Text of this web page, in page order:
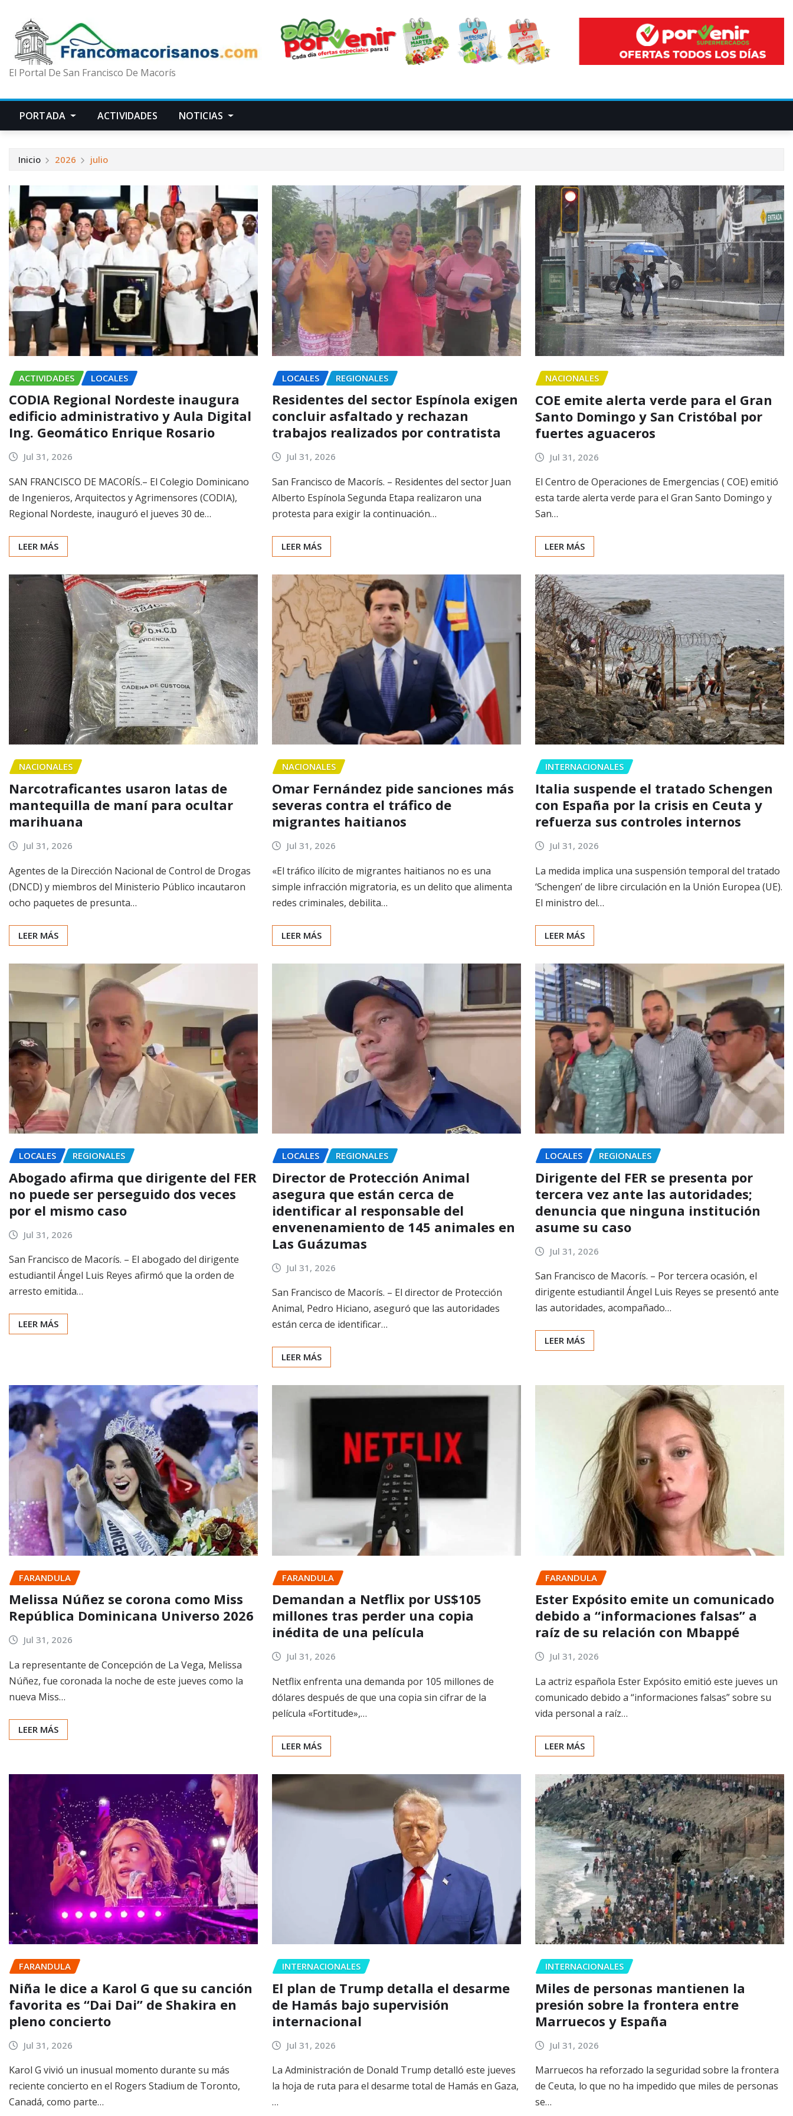
El Portal De San Francisco De Macorís
PORTADA ACTIVIDADES NOTICIAS
Inicio 2026 julio
ACTIVIDADES LOCALES
CODIA Regional Nordeste inaugura
edificio administrativo y Aula Digital
Ing. Geomático Enrique Rosario
Jul 31, 2026
SAN FRANCISCO DE MACORÍS.– El Colegio Dominicano
de Ingenieros, Arquitectos y Agrimensores (CODIA),
Regional Nordeste, inauguró el jueves 30 de…
LEER MÁS
LOCALES REGIONALES
Residentes del sector Espínola exigen
concluir asfaltado y rechazan
trabajos realizados por contratista
Jul 31, 2026
San Francisco de Macorís. – Residentes del sector Juan
Alberto Espínola Segunda Etapa realizaron una
protesta para exigir la continuación…
LEER MÁS
NACIONALES
COE emite alerta verde para el Gran
Santo Domingo y San Cristóbal por
fuertes aguaceros
Jul 31, 2026
El Centro de Operaciones de Emergencias ( COE) emitió
esta tarde alerta verde para el Gran Santo Domingo y
San…
LEER MÁS
NACIONALES
Narcotraficantes usaron latas de
mantequilla de maní para ocultar
marihuana
Jul 31, 2026
Agentes de la Dirección Nacional de Control de Drogas
(DNCD) y miembros del Ministerio Público incautaron
ocho paquetes de presunta…
LEER MÁS
NACIONALES
Omar Fernández pide sanciones más
severas contra el tráfico de
migrantes haitianos
Jul 31, 2026
«El tráfico ilícito de migrantes haitianos no es una
simple infracción migratoria, es un delito que alimenta
redes criminales, debilita…
LEER MÁS
INTERNACIONALES
Italia suspende el tratado Schengen
con España por la crisis en Ceuta y
refuerza sus controles internos
Jul 31, 2026
La medida implica una suspensión temporal del tratado
‘Schengen’ de libre circulación en la Unión Europea (UE).
El ministro del…
LEER MÁS
LOCALES REGIONALES
Abogado afirma que dirigente del FER
no puede ser perseguido dos veces
por el mismo caso
Jul 31, 2026
San Francisco de Macorís. – El abogado del dirigente
estudiantil Ángel Luis Reyes afirmó que la orden de
arresto emitida…
LEER MÁS
LOCALES REGIONALES
Director de Protección Animal
asegura que están cerca de
identificar al responsable del
envenenamiento de 145 animales en
Las Guázumas
Jul 31, 2026
San Francisco de Macorís. – El director de Protección
Animal, Pedro Hiciano, aseguró que las autoridades
están cerca de identificar…
LEER MÁS
LOCALES REGIONALES
Dirigente del FER se presenta por
tercera vez ante las autoridades;
denuncia que ninguna institución
asume su caso
Jul 31, 2026
San Francisco de Macorís. – Por tercera ocasión, el
dirigente estudiantil Ángel Luis Reyes se presentó ante
las autoridades, acompañado…
LEER MÁS
FARANDULA
Melissa Núñez se corona como Miss
República Dominicana Universo 2026
Jul 31, 2026
La representante de Concepción de La Vega, Melissa
Núñez, fue coronada la noche de este jueves como la
nueva Miss…
LEER MÁS
FARANDULA
Demandan a Netflix por US$105
millones tras perder una copia
inédita de una película
Jul 31, 2026
Netflix enfrenta una demanda por 105 millones de
dólares después de que una copia sin cifrar de la
película «Fortitude»,…
LEER MÁS
FARANDULA
Ester Expósito emite un comunicado
debido a “informaciones falsas” a
raíz de su relación con Mbappé
Jul 31, 2026
La actriz española Ester Expósito emitió este jueves un
comunicado debido a “informaciones falsas” sobre su
vida personal a raíz…
LEER MÁS
FARANDULA
Niña le dice a Karol G que su canción
favorita es “Dai Dai” de Shakira en
pleno concierto
Jul 31, 2026
Karol G vivió un inusual momento durante su más
reciente concierto en el Rogers Stadium de Toronto,
Canadá, como parte…
INTERNACIONALES
El plan de Trump detalla el desarme
de Hamás bajo supervisión
internacional
Jul 31, 2026
La Administración de Donald Trump detalló este jueves
la hoja de ruta para el desarme total de Hamás en Gaza,
…
INTERNACIONALES
Miles de personas mantienen la
presión sobre la frontera entre
Marruecos y España
Jul 31, 2026
Marruecos ha reforzado la seguridad sobre la frontera
de Ceuta, lo que no ha impedido que miles de personas
se…